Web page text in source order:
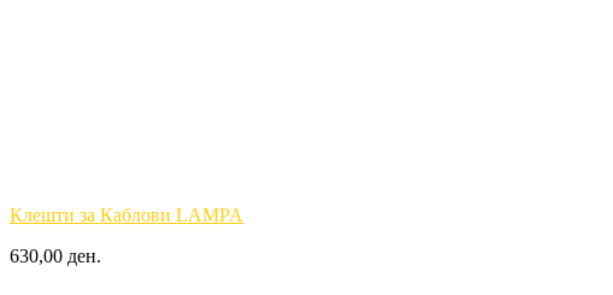
Клешти за Каблови LAMPA
630,00 ден.